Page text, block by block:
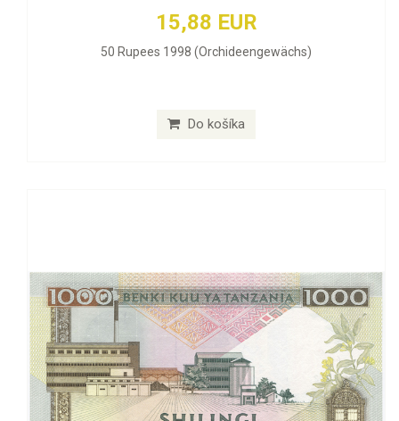
15,88 EUR
50 Rupees 1998 (Orchideengewächs)
Do košíka